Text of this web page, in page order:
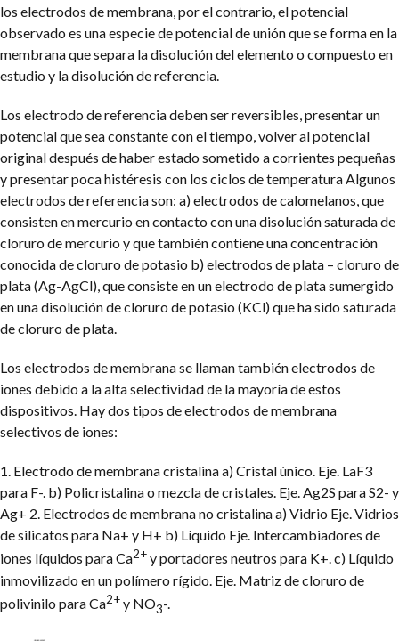
los electrodos de membrana, por el contrario, el potencial
observado es una especie de potencial de unión que se forma en la
membrana que separa la disolución del elemento o compuesto en
estudio y la disolución de referencia.
Los electrodo de referencia deben ser reversibles, presentar un
potencial que sea constante con el tiempo, volver al potencial
original después de haber estado sometido a corrientes pequeñas
y presentar poca histéresis con los ciclos de temperatura Algunos
electrodos de referencia son: a) electrodos de calomelanos, que
consisten en mercurio en contacto con una disolución saturada de
cloruro de mercurio y que también contiene una concentración
conocida de cloruro de potasio b) electrodos de plata – cloruro de
plata (Ag-AgCl), que consiste en un electrodo de plata sumergido
en una disolución de cloruro de potasio (KCl) que ha sido saturada
de cloruro de plata.
Los electrodos de membrana se llaman también electrodos de
iones debido a la alta selectividad de la mayoría de estos
dispositivos. Hay dos tipos de electrodos de membrana
selectivos de iones:
1. Electrodo de membrana cristalinaa) Cristal único. Eje. LaF3
para F-. b) Policristalina o mezcla de cristales. Eje. Ag2S para S2- y
Ag+ 2. Electrodos de membrana no cristalinaa) Vidrio Eje. Vidrios
de silicatos para Na+ y H+ b) Líquido Eje. Intercambiadores de
iones líquidos para Ca2+y portadores neutros para K+.c) Líquido
inmovilizado en un polímero rígido. Eje. Matriz de cloruro de
polivinilo para Ca2+y NO3-.